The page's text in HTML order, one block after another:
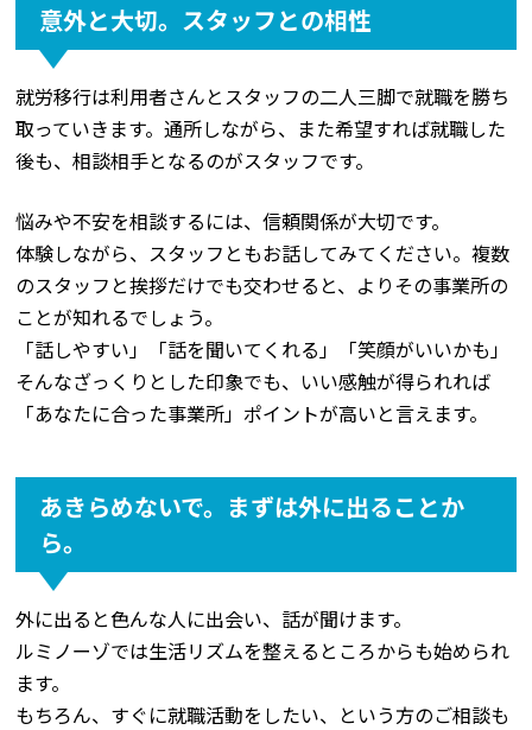
意外と大切。スタッフとの相性
就労移行は利用者さんとスタッフの二人三脚で就職を勝ち
取っていきます。通所しながら、また希望すれば就職した
後も、相談相手となるのがスタッフです。
悩みや不安を相談するには、信頼関係が大切です。
体験しながら、スタッフともお話してみてください。複数
のスタッフと挨拶だけでも交わせると、よりその事業所の
ことが知れるでしょう。
「話しやすい」「話を聞いてくれる」「笑顔がいいかも」
そんなざっくりとした印象でも、いい感触が得られれば
「あなたに合った事業所」ポイントが高いと言えます。
あきらめないで。まずは外に出ることか
ら。
外に出ると色んな人に出会い、話が聞けます。
ルミノーゾでは生活リズムを整えるところからも始められ
ます。
もちろん、すぐに就職活動をしたい、という方のご相談も